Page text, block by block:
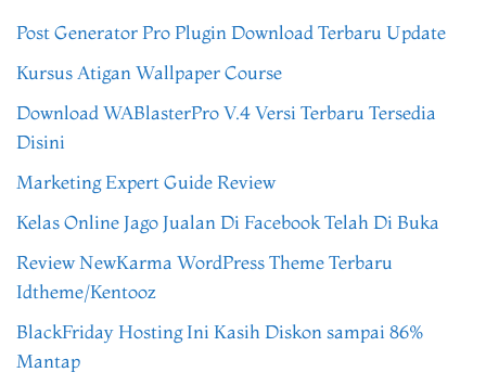
Post Generator Pro Plugin Download Terbaru Update
Kursus Atigan Wallpaper Course
Download WABlasterPro V.4 Versi Terbaru Tersedia
Disini
Marketing Expert Guide Review
Kelas Online Jago Jualan Di Facebook Telah Di Buka
Review NewKarma WordPress Theme Terbaru
Idtheme/Kentooz
BlackFriday Hosting Ini Kasih Diskon sampai 86%
Mantap